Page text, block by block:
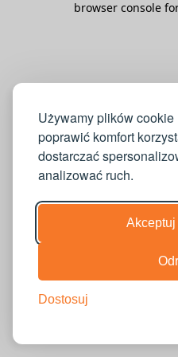
Używamy plików
poprawić komfort
dostarczać
analizować ruch.
Dostosuj
browser console